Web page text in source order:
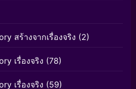
สร้างจากเรื่องจริง (2)
เรื่องจริง (78)
เรื่องจริง (59)